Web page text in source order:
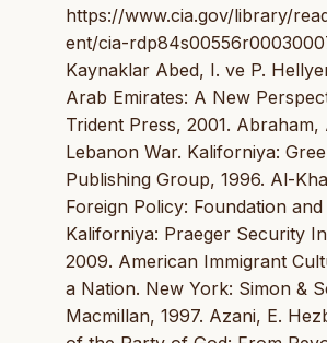
https://www.cia.gov/library/
ent/cia-
Kaynaklar Abed, I. ve P.
Arab Emirates: A New
Trident Press, 2001. Abraham,
Lebanon War. Kaliforniya:
Publishing Group, 1996. Al-
Foreign Policy: Foundation
Kaliforniya: Praeger Security
2009. American Immigrant
a Nation. New York: Simon &
Macmillan, 1997. Azani, E.